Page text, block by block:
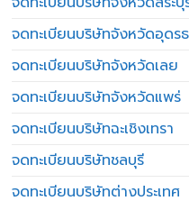
จดทะเบียนบริษัทจังหวัดอุดร
จดทะเบียนบริษัทจังหวัดเลย
จดทะเบียนบริษัทจังหวัดแพร่
จดทะเบียนบริษัทฉะเชิงเทรา
จดทะเบียนบริษัทชลบุรี
จดทะเบียนบริษัทต่างประเทศ